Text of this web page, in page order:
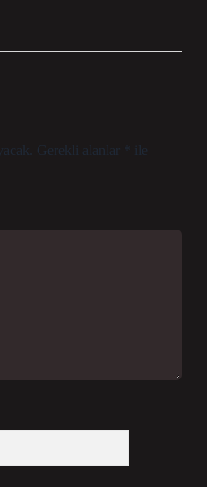
Gerekli alanlar
ile